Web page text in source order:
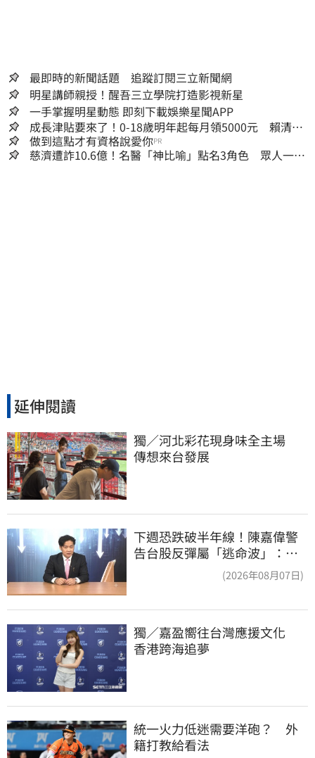
最即時的新聞話題 追蹤訂閱三立新聞網
明星講師親授！醒吾三立學院打造影視新星
一手掌握明星動態 即刻下載娛樂星聞APP
成長津貼要來了！0-18歲明年起每月領5000元 賴清
德：此時不生更待何時
做到這點才有資格說愛你PR
慈濟遭詐10.6億！名醫「神比喻」點名3角色 眾人一看
延伸閱讀
獨／河北彩花現身味全主場
傳想來台發展
下週恐跌破半年線！陳嘉偉警
告台股反彈屬「逃命波」：空
(2026年08月07日)
獨／嘉盈嚮往台灣應援文化
香港跨海追夢
統一火力低迷需要洋砲？　外
籍打教給看法